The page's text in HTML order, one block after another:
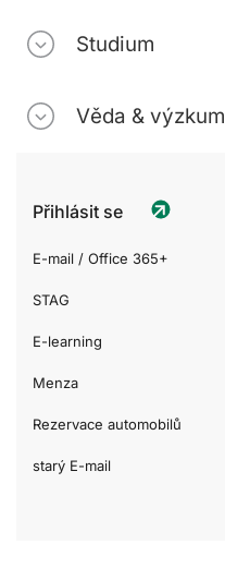
Studium
Věda & výzkum
Přihlásit se
E-mail / Office 365+
STAG
E-learning
Menza
Rezervace automobilů
starý E-mail